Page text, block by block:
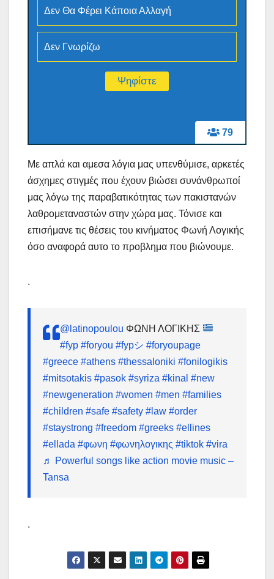
79
Δεν Θα Φέρει Κάποια Αλλαγή
Δεν Γνωρίζω
Με απλά και αμεσα λόγια μας υπενθύμισε, αρκετές
άσχημες στιγμές που έχουν βιώσει συνάνθρωποί
μας λόγω της παραβατικότητας των πακιστανών
λαθρομεταναστών στην χώρα μας. Τόνισε και
επισήμανε τις θέσεις του κινήματος Φωνή Λογικής
όσο αναφορά αυτο το προβλημα που βιώνουμε.
.
@latinopoulou ΦΩΝΗ ΛΟΓΙΚΗΣ
#fyp #foryou #fypシ #foryoupage
#greece #athens #thessaloniki #fonilogikis
#mitsotakis #pasok #syriza #kinal #new
#newgeneration #women #men #families
#children #safe #safety #law #order
#staystrong #freedom #greeks #ellines
#ellada #φωνη #φωνηλογικης #tiktok #vira
♬ Powerful songs like action movie music –
Tansa
.